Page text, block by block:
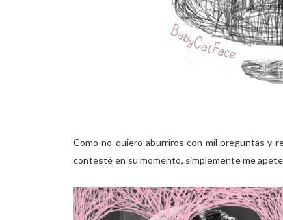
Como no quiero aburriros con mil preguntas y
contesté en su momento, simplemente me